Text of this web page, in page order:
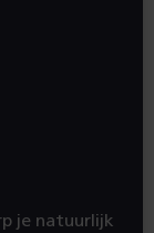
je natuurlijk